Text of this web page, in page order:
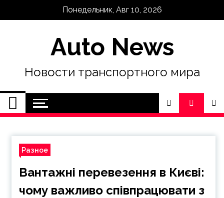
Понедельник, Авг 10, 2026
Auto News
Новости транспортного мира
Разное
Вантажні перевезення в Києві:
чому важливо співпрацювати з